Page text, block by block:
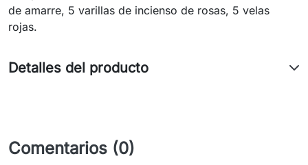
de amarre, 5 varillas de incienso de rosas, 5 velas
rojas.
Detalles del producto
Comentarios (0)